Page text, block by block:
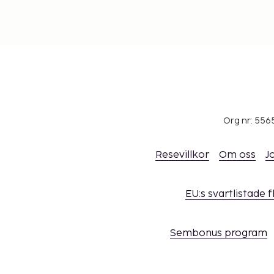
Org nr:
Resevillkor Om oss
EU:s svartlistade
Sembonus program